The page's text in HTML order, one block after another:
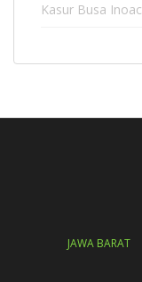
Kasur Busa Inoac
JAWA BARAT